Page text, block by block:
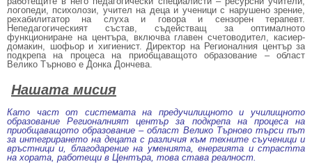
логопеди, психолози, учител на деца и ученици с нарушено зрение,
рехабилитатор на слуха и говора и сензорен терапевт.
Непедагогическият състав, съдействащ за оптималното
функциониране на центъра, включва главен счетоводител, касиер-
домакин, шофьор и хигиенист. Директор на Регионалния център за
подкрепа на процеса на приобщаващото образование – област
Велико Търново е Донка Дончева.
Нашата мисия
Като част от системата на предучилищното и училищното
образование Регионалният център за подкрепа на процеса на
приобщаващото образование – област Велико Търново търси път
за интегрирането на децата с различия към техните съученици и
връстници и, благодарение на уменията, енергията и страстта
на хората, работещи в Центъра, това става реалност.